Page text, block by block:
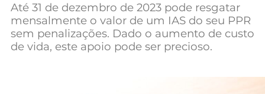
Negócios
Mundial 2026
Até 31 de dezembro de 2023 pode resgatar
mensalmente o valor de um IAS do seu PPR
sem penalizações. Dado o aumento de custo
de vida, este apoio pode ser precioso.